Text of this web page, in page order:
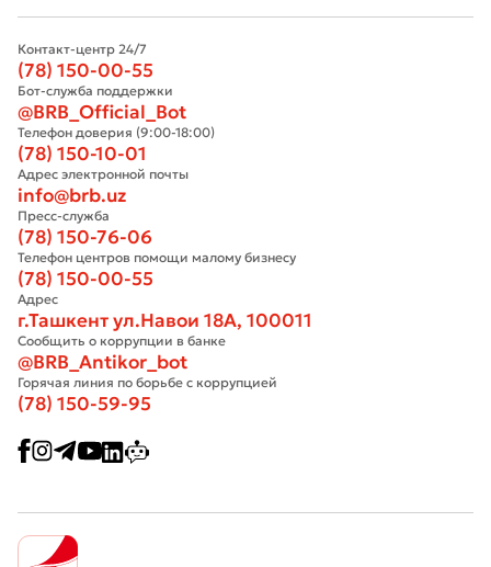
Контакт-центр 24/7
(78) 150-00-55
Бот-служба поддержки
@BRB_Official_Bot
Телефон доверия (9:00-18:00)
(78) 150-10-01
Адрес электронной почты
info@brb.uz
Пресс-служба
(78) 150-76-06
Телефон центров помощи малому бизнесу
(78) 150-00-55
Адрес
г.Ташкент ул.Навои 18А, 100011
Сообщить о коррупции в банке
@BRB_Antikor_bot
Горячая линия по борьбе с коррупцией
(78) 150-59-95